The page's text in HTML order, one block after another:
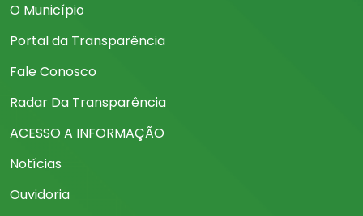
O Município
Portal da Transparência
Fale Conosco
Radar Da Transparência
ACESSO A INFORMAÇÃO
Notícias
Ouvidoria